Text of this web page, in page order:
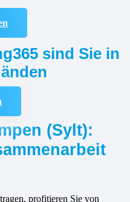
sind Sie in
(Sylt):
profitieren Sie von